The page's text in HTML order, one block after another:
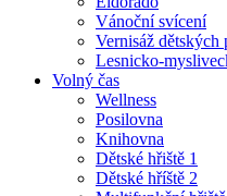
Vánoční svícení
Vernisáž dětských
Lesnicko-
Volný čas
Wellness
Posilovna
Knihovna
Dětské hřiště 1
Dětské hříště 2